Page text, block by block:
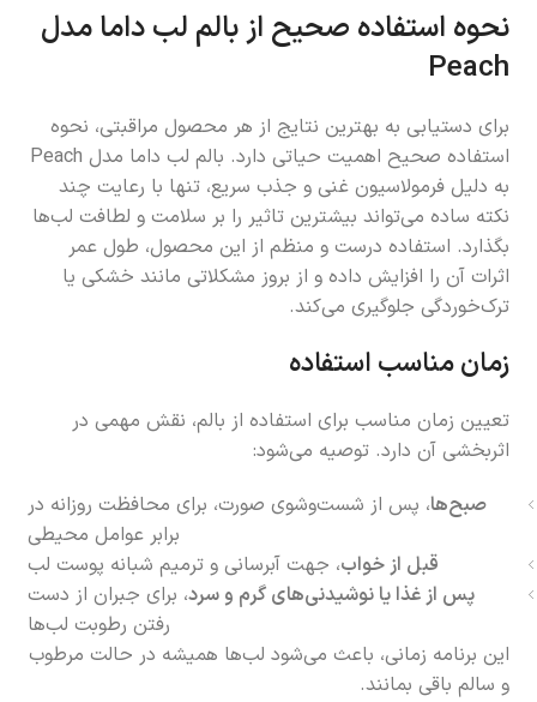
نحوه استفاده صحیح از بالم لب داما مدل
Peach
برای دستیابی به بهترین نتایج از هر محصول مراقبتی، نحوه
استفاده صحیح اهمیت حیاتی دارد. بالم لب داما مدل Peach
به دلیل فرمولاسیون غنی و جذب سریع، تنها با رعایت چند
نکته ساده می‌تواند بیشترین تاثیر را بر سلامت و لطافت لب‌ها
بگذارد. استفاده درست و منظم از این محصول، طول عمر
اثرات آن را افزایش داده و از بروز مشکلاتی مانند خشکی یا
ترک‌خوردگی جلوگیری می‌کند.
زمان مناسب استفاده
تعیین زمان مناسب برای استفاده از بالم، نقش مهمی در
اثربخشی آن دارد. توصیه می‌شود:
صبح‌ها، پس از شست‌وشوی صورت، برای محافظت روزانه در
برابر عوامل محیطی
قبل از خواب، جهت آبرسانی و ترمیم شبانه پوست لب
پس از غذا یا نوشیدنی‌های گرم و سرد، برای جبران از دست
رفتن رطوبت لب‌ها
این برنامه زمانی، باعث می‌شود لب‌ها همیشه در حالت مرطوب
و سالم باقی بمانند.